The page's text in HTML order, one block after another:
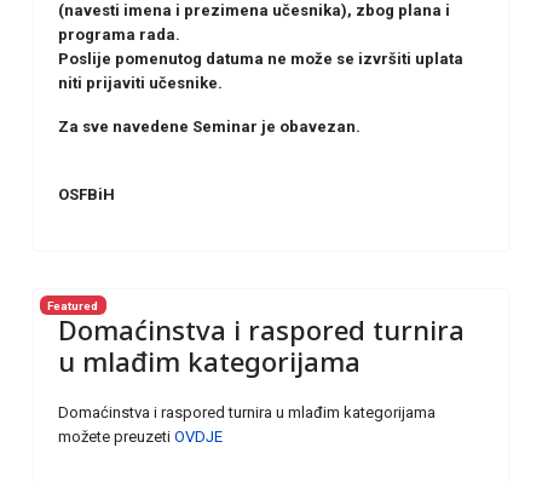
(navesti imena i prezimena učesnika), zbog plana i
programa rada.
Poslije pomenutog datuma ne može se izvršiti uplata
niti prijaviti učesnike.
Za sve navedene Seminar je obavezan.
OSFBiH
Featured
Domaćinstva i raspored turnira
u mlađim kategorijama
Domaćinstva i raspored turnira u mlađim kategorijama
možete preuzeti OVDJE